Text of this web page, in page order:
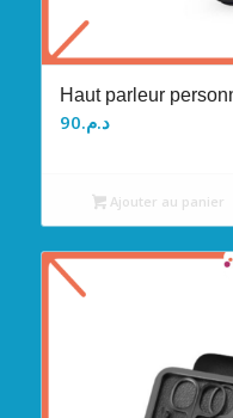
Haut parleur
د.م.90
Ajouter au panier